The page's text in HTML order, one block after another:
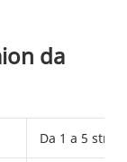
da
Da 1 a 5